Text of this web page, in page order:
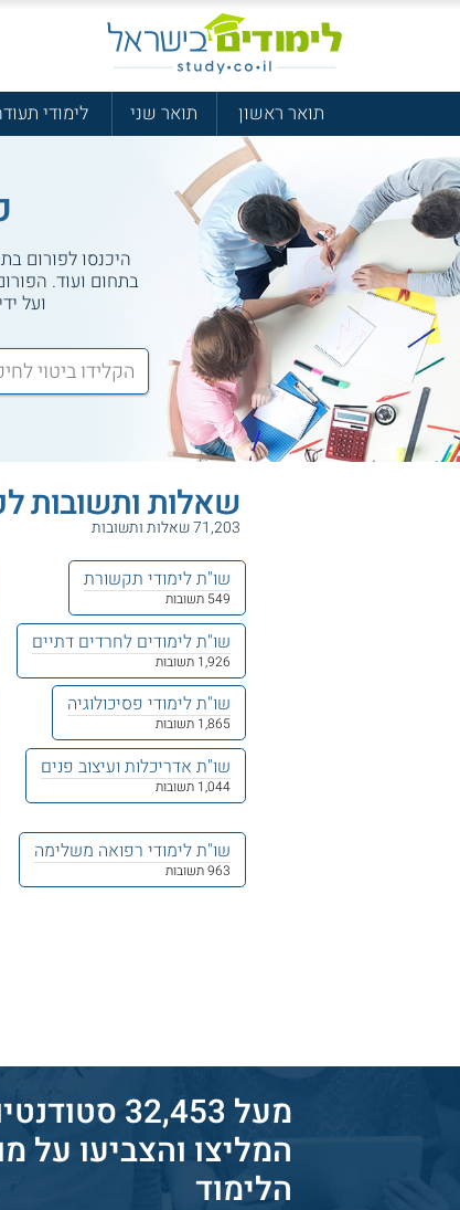
תואר ראשון תואר שני לימודי
היכנסו לפורום
בתחום ועוד.
ועל
שאלות ותשובות
71,203 שאלות ותשובות
שו"ת לימודי תקשורת
549 תשובות
שו"ת לימודים לחרדים דתיים
1,926 תשובות
שו"ת לימודי פסיכולוגיה
1,865 תשובות
שו"ת אדריכלות ועיצוב פנים
1,044 תשובות
שו"ת לימודי רפואה משלימה
963 תשובות
מעל 32,453 סטודנטים
המליצו והצביעו על
הלימוד